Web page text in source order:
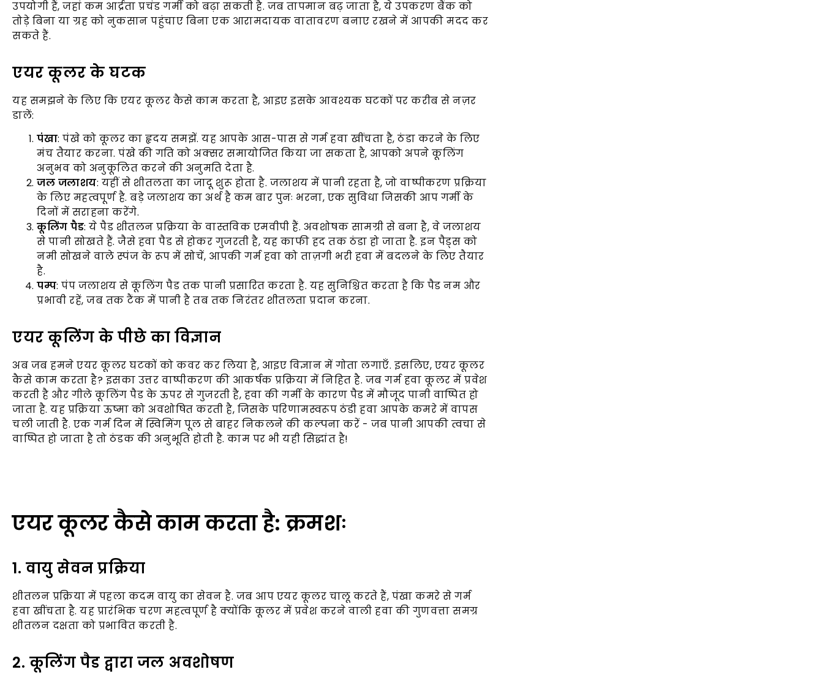
उपयोगी हैं, जहां कम आर्द्रता प्रचंड गर्मी को बढ़ा सकती है. जब तापमान बढ़ जाता है, ये उपकरण बैंक को
तोड़े बिना या ग्रह को नुकसान पहुंचाए बिना एक आरामदायक वातावरण बनाए रखने में आपकी मदद कर
सकते हैं.
एयर कूलर के घटक
यह समझने के लिए कि एयर कूलर कैसे काम करता है, आइए इसके आवश्यक घटकों पर करीब से नज़र
डालें:
पंखा: पंखे को कूलर का हृदय समझें. यह आपके आस-पास से गर्म हवा खींचता है, ठंडा करने के लिए
मंच तैयार करना. पंखे की गति को अक्सर समायोजित किया जा सकता है, आपको अपने कूलिंग
अनुभव को अनुकूलित करने की अनुमति देता है.
जल जलाशय: यहीं से शीतलता का जादू शुरू होता है. जलाशय में पानी रहता है, जो वाष्पीकरण प्रक्रिया
के लिए महत्वपूर्ण है. बड़े जलाशय का अर्थ है कम बार पुनः भरना, एक सुविधा जिसकी आप गर्मी के
दिनों में सराहना करेंगे.
कूलिंग पैड: ये पैड शीतलन प्रक्रिया के वास्तविक एमवीपी हैं. अवशोषक सामग्री से बना है, वे जलाशय
से पानी सोखते हैं. जैसे हवा पैड से होकर गुजरती है, यह काफी हद तक ठंडा हो जाता है. इन पैड्स को
नमी सोखने वाले स्पंज के रूप में सोचें, आपकी गर्म हवा को ताज़गी भरी हवा में बदलने के लिए तैयार
है.
पम्प: पंप जलाशय से कूलिंग पैड तक पानी प्रसारित करता है. यह सुनिश्चित करता है कि पैड नम और
प्रभावी रहें, जब तक टैंक में पानी है तब तक निरंतर शीतलता प्रदान करना.
एयर कूलिंग के पीछे का विज्ञान
अब जब हमने एयर कूलर घटकों को कवर कर लिया है, आइए विज्ञान में गोता लगाएँ. इसलिए, एयर कूलर
कैसे काम करता है? इसका उत्तर वाष्पीकरण की आकर्षक प्रक्रिया में निहित है. जब गर्म हवा कूलर में प्रवेश
करती है और गीले कूलिंग पैड के ऊपर से गुजरती है, हवा की गर्मी के कारण पैड में मौजूद पानी वाष्पित हो
जाता है. यह प्रक्रिया ऊष्मा को अवशोषित करती है, जिसके परिणामस्वरूप ठंडी हवा आपके कमरे में वापस
चली जाती है. एक गर्म दिन में स्विमिंग पूल से बाहर निकलने की कल्पना करें - जब पानी आपकी त्वचा से
वाष्पित हो जाता है तो ठंडक की अनुभूति होती है. काम पर भी यही सिद्धांत है!
एयर कूलर कैसे काम करता है: क्रमशः
1. वायु सेवन प्रक्रिया
शीतलन प्रक्रिया में पहला कदम वायु का सेवन है. जब आप एयर कूलर चालू करते हैं, पंखा कमरे से गर्म
हवा खींचता है. यह प्रारंभिक चरण महत्वपूर्ण है क्योंकि कूलर में प्रवेश करने वाली हवा की गुणवत्ता समग्र
शीतलन दक्षता को प्रभावित करती है.
2. कूलिंग पैड द्वारा जल अवशोषण